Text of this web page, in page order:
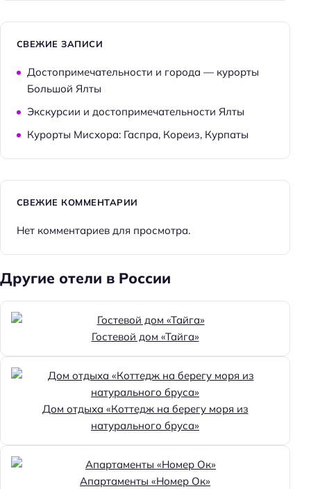
Общая информация
Круглосуточная регистрация
Номеров: 14
Аптека
Дата реконструкции: 2019
Питание: по меню
Способ оплаты: наличными
Способ оплаты: СБП
Способ оплаты: безналичная
Способ оплаты: QR-код
Способ оплаты: оплата кредитной картой
Бесплатная
Отдых
СВЕЖИЕ ЗАПИСИ
Достопримечательности и города — курорты
Большой Ялты
Экскурсии и достопримечательности Ялты
Курорты Мисхора: Гаспра, Кореиз, Курпаты
СВЕЖИЕ КОММЕНТАРИИ
Нет комментариев для просмотра.
Другие отели в России
Гостевой дом «Тайга»
Дом отдыха «Коттедж на берегу моря из
натурального бруса»
Апартаменты «Номер Ок»